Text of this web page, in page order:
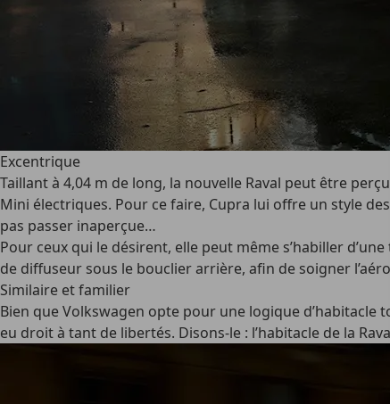
Excentrique
Taillant à 4,04 m de long, la nouvelle Raval peut être
Mini électriques. Pour ce faire, Cupra lui offre un style
pas passer inaperçue…
Pour ceux qui le désirent, elle peut même s’habiller
de diffuseur sous le bouclier arrière, afin de soigner
Similaire et familier
Bien que Volkswagen opte pour une logique
eu droit à tant de libertés. Disons-le : l’habitacle de la